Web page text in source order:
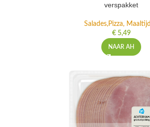
verspakket
Salades,Pizza,
€5,49
NAAR AH